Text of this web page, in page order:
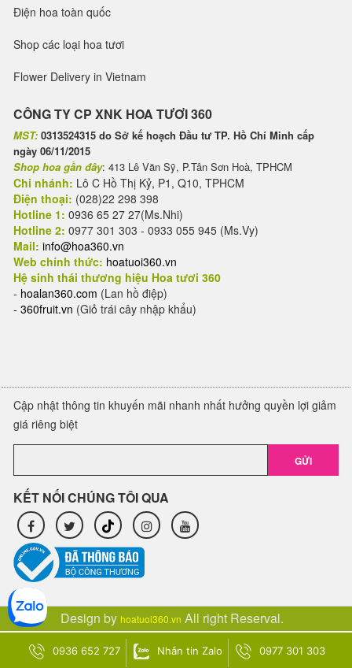
Điện hoa toàn quốc
Shop các loại hoa tươi
Flower Delivery in Vietnam
CÔNG TY CP XNK HOA TƯƠI 360
MST: 0313524315 do Sở kế hoạch Đầu tư TP. Hồ Chí Minh cấp
ngày 06/11/2015
Shop hoa gần đây: 413 Lê Văn Sỹ, P.Tân Sơn Hoà, TPHCM
Chi nhánh: Lô C Hồ Thị Kỷ, P1, Q10, TPHCM
Điện thoại: (028)22 298 398
Hotline 1: 0936 65 27 27(Ms.Nhi)
Hotline 2: 0977 301 303 - 0933 055 945 (Ms.Vy)
Mail: info@hoa360.vn
Web chính thức: hoatuoi360.vn
Hệ sinh thái thương hiệu Hoa tươi 360
- hoalan360.com (Lan hồ điệp)
- 360fruit.vn (Giỏ trái cây nhập khẩu)
Cập nhật thông tin khuyến mãi nhanh nhất hưởng quyền lợi giảm
giá riêng biệt
GỬI
KẾT NỐI CHÚNG TÔI QUA
Design by hoatuoi360.vn All right Reserval.
0936 652 727 Nhắn tin Zalo 0977 301 303